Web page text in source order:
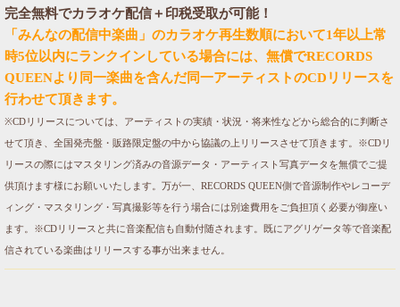
完全無料でカラオケ配信＋印税受取が可能！
「みんなの配信中楽曲」のカラオケ再生数順において1年以上常
時5位以内にランクインしている場合には、無償でRECORDS
QUEENより同一楽曲を含んだ同一アーティストのCDリリースを
行わせて頂きます。
※CDリリースについては、アーティストの実績・状況・将来性などから総合的に判断さ
せて頂き、全国発売盤・販路限定盤の中から協議の上リリースさせて頂きます。※CDリ
リースの際にはマスタリング済みの音源データ・アーティスト写真データを無償でご提
供頂けます様にお願いいたします。万が一、RECORDS QUEEN側で音源制作やレコーデ
ィング・マスタリング・写真撮影等を行う場合には別途費用をご負担頂く必要が御座い
ます。※CDリリースと共に音楽配信も自動付随されます。既にアグリゲータ等で音楽配
信されている楽曲はリリースする事が出来ません。